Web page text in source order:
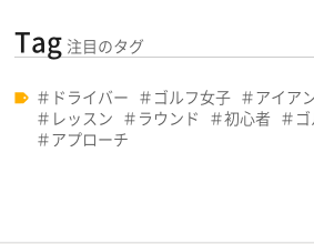
Tag 注目のタグ
ドライバー ゴルフ女子 アイア
レッスン
ラウンド 初心者
アプローチ